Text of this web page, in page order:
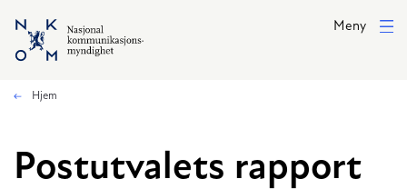
Hopp til hovedinnhold
Meny
Hjem
Postutvalets rapport